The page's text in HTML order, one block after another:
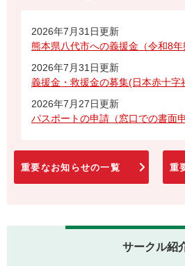
2026年7月31日更新
熊本県八代市への義援金（令和8年
2026年7月31日更新
義援金・救援金の募集(日本赤十字
2026年7月27日更新
パスポートの申請（窓口での書面申
重要なお知らせの一覧 重
サークル紹